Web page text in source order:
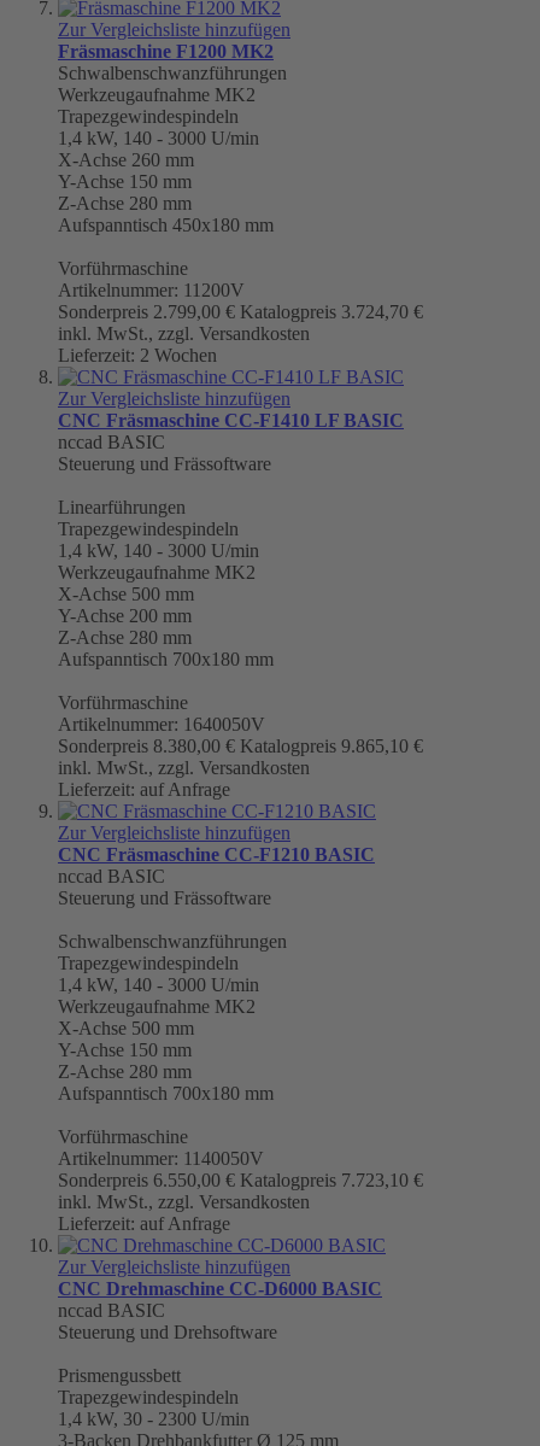
Zur Vergleichsliste hinzufügen
Fräsmaschine F1200 MK2
Schwalbenschwanzführungen
Werkzeugaufnahme MK2
Trapezgewindespindeln
1,4 kW, 140 - 3000 U/min
X-Achse 260 mm
Y-Achse 150 mm
Z-Achse 280 mm
Aufspanntisch 450x180 mm
Vorführmaschine
Artikelnummer: 11200V
Sonderpreis 2.799,00 € Katalogpreis 3.724,70 €
inkl. MwSt., zzgl. Versandkosten
Lieferzeit: 2 Wochen
Zur Vergleichsliste hinzufügen
CNC Fräsmaschine CC-F1410 LF BASIC
nccad BASIC
Steuerung und Frässoftware
Linearführungen
Trapezgewindespindeln
1,4 kW, 140 - 3000 U/min
Werkzeugaufnahme MK2
X-Achse 500 mm
Y-Achse 200 mm
Z-Achse 280 mm
Aufspanntisch 700x180 mm
Vorführmaschine
Artikelnummer: 1640050V
Sonderpreis 8.380,00 € Katalogpreis 9.865,10 €
inkl. MwSt., zzgl. Versandkosten
Lieferzeit: auf Anfrage
Zur Vergleichsliste hinzufügen
CNC Fräsmaschine CC-F1210 BASIC
nccad BASIC
Steuerung und Frässoftware
Schwalbenschwanzführungen
Trapezgewindespindeln
1,4 kW, 140 - 3000 U/min
Werkzeugaufnahme MK2
X-Achse 500 mm
Y-Achse 150 mm
Z-Achse 280 mm
Aufspanntisch 700x180 mm
Vorführmaschine
Artikelnummer: 1140050V
Sonderpreis 6.550,00 € Katalogpreis 7.723,10 €
inkl. MwSt., zzgl. Versandkosten
Lieferzeit: auf Anfrage
Zur Vergleichsliste hinzufügen
CNC Drehmaschine CC-D6000 BASIC
nccad BASIC
Steuerung und Drehsoftware
Prismengussbett
Trapezgewindespindeln
1,4 kW, 30 - 2300 U/min
3-Backen Drehbankfutter Ø 125 mm